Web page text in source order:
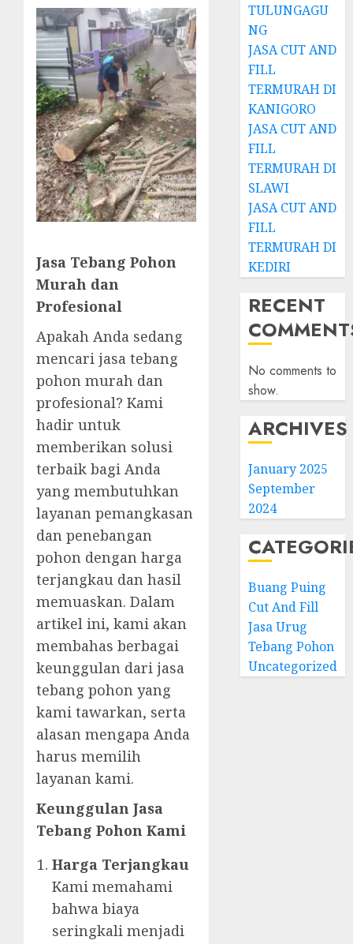
Jasa Tebang Pohon
Murah dan
Profesional
Apakah Anda sedang
mencari jasa tebang
pohon murah dan
profesional? Kami
hadir untuk
memberikan solusi
terbaik bagi Anda
yang membutuhkan
layanan pemangkasan
dan penebangan
pohon dengan harga
terjangkau dan hasil
memuaskan. Dalam
artikel ini, kami akan
membahas berbagai
keunggulan dari jasa
tebang pohon yang
kami tawarkan, serta
alasan mengapa Anda
harus memilih
layanan kami.
Keunggulan Jasa
Tebang Pohon Kami
Harga Terjangkau
Kami memahami
bahwa biaya
seringkali menjadi
TULUNGAGU
NG
JASA CUT AND
FILL
TERMURAH DI
KANIGORO
JASA CUT AND
FILL
TERMURAH DI
SLAWI
JASA CUT AND
FILL
TERMURAH DI
KEDIRI
RECENT
No comments to
show.
ARCHIVES
January 2025
September
2024
Buang Puing
Cut And Fill
Jasa Urug
Tebang Pohon
Uncategorized